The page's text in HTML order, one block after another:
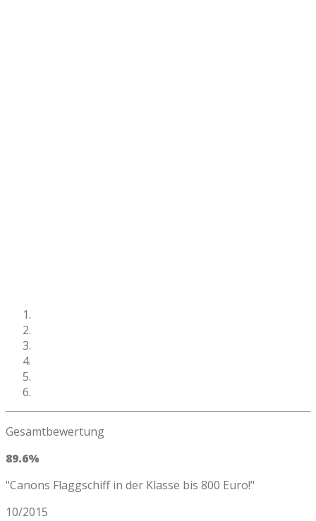
Gesamtbewertung
89.6%
"Canons Flaggschiff in der Klasse bis 800 Euro!"
10/2015